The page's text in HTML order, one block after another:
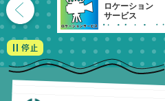
ロケーション
サービス